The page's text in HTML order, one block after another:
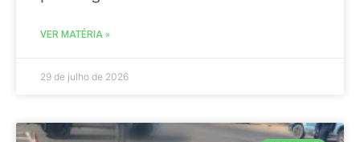
VER MATÉRIA »
29 de julho de 2026